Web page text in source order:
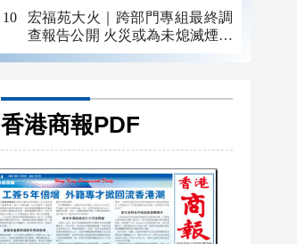
轉正
宏福苑大火｜跨部門專組最終調
查報告公開 火災或為未熄滅煙頭
引發
香港商報PDF